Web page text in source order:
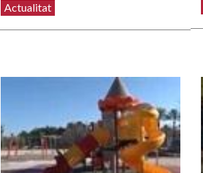
Actualitat